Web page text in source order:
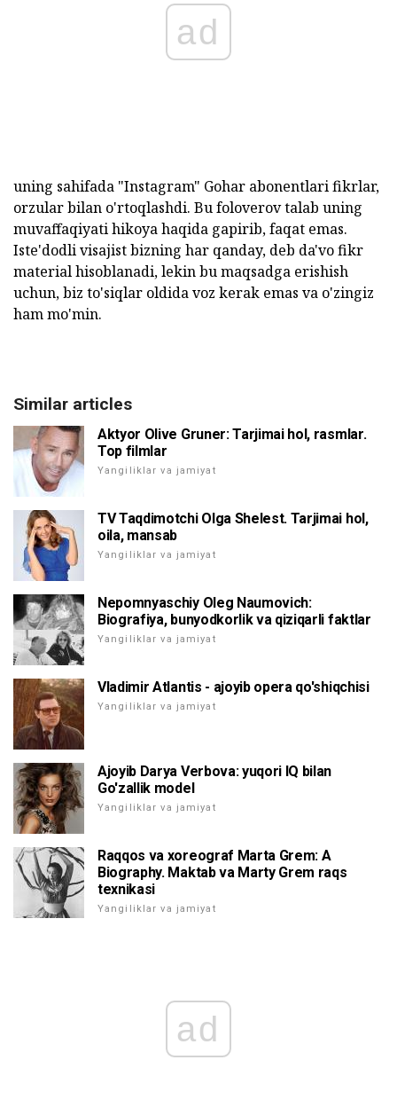
ad
uning sahifada "Instagram" Gohar abonentlari fikrlar,
orzular bilan o'rtoqlashdi. Bu foloverov talab uning
muvaffaqiyati hikoya haqida gapirib, faqat emas.
Iste'dodli visajist bizning har qanday, deb da'vo fikr
material hisoblanadi, lekin bu maqsadga erishish
uchun, biz to'siqlar oldida voz kerak emas va o'zingiz
ham mo'min.
Similar articles
Aktyor Olive Gruner: Tarjimai hol, rasmlar.
Top filmlar
Yangiliklar va jamiyat
TV Taqdimotchi Olga Shelest. Tarjimai hol,
oila, mansab
Yangiliklar va jamiyat
Nepomnyaschiy Oleg Naumovich:
Biografiya, bunyodkorlik va qiziqarli faktlar
Yangiliklar va jamiyat
Vladimir Atlantis - ajoyib opera qo'shiqchisi
Yangiliklar va jamiyat
Ajoyib Darya Verbova: yuqori IQ bilan
Go'zallik model
Yangiliklar va jamiyat
Raqqos va xoreograf Marta Grem: A
Biography. Maktab va Marty Grem raqs
texnikasi
Yangiliklar va jamiyat
ad